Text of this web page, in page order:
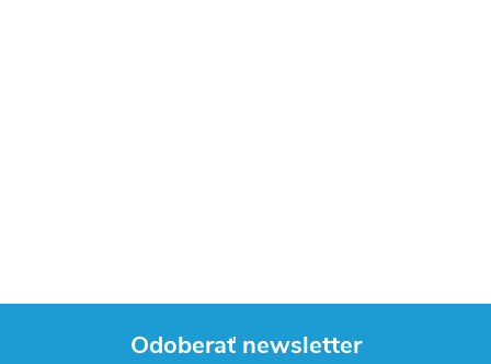
Odoberať newsletter